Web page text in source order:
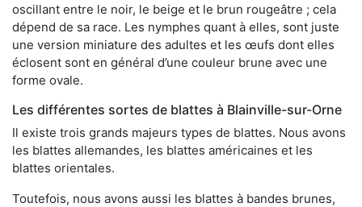
oscillant entre le noir, le beige et le brun rougeâtre ; cela
dépend de sa race. Les nymphes quant à elles, sont juste
une version miniature des adultes et les œufs dont elles
éclosent sont en général d’une couleur brune avec une
forme ovale.
Les différentes sortes de blattes à Blainville-sur-Orne
Il existe trois grands majeurs types de blattes. Nous avons
les blattes allemandes, les blattes américaines et les
blattes orientales.
Toutefois, nous avons aussi les blattes à bandes brunes,